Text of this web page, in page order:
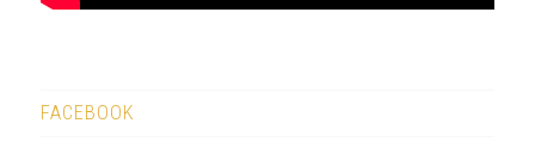
FACEBOOK